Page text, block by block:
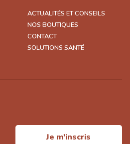
ACTUALITÉS ET CONSEILS
NOS BOUTIQUES
CONTACT
SOLUTIONS SANTÉ
Je m'inscris